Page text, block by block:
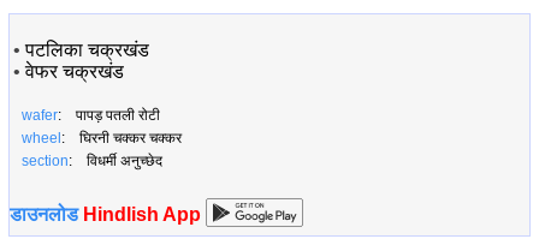
•पटलिका चक्रखंड
•वेफर चक्रखंड
wafer: पापड़ पतली रोटी
wheel : घिरनी चक्कर चक्कर
section: विधर्मी अनुच्छेद
डाउनलोड Hindlish App